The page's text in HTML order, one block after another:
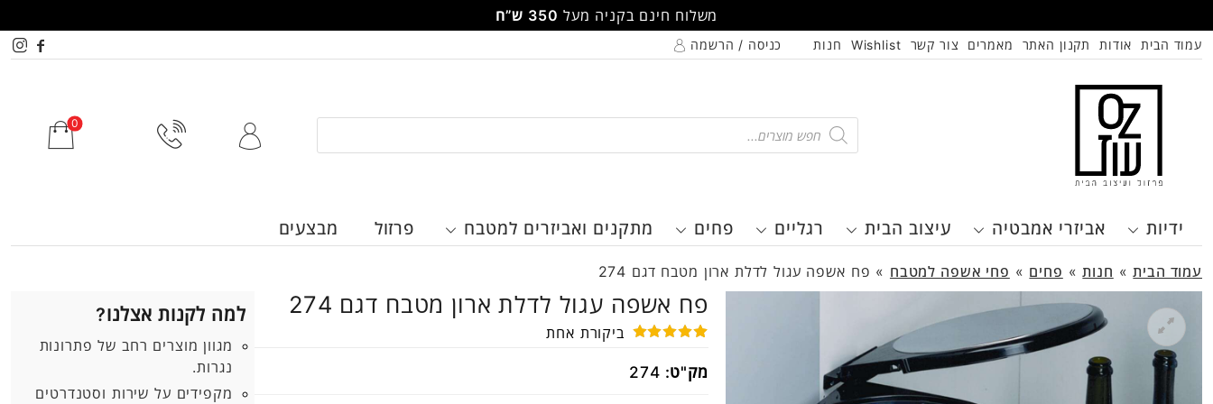
ידיות אביזרי אמבטיה עיצוב הבית רגליים פחים מתקנים ואביזרים למטבח פרזול מבצעים
Products
search
עמוד הבית אודות תקנון האתר מאמרים צור קשר Wishlist חנות כניסה / הרשמה
משלוח חינם בקניה מעל 350 ש”ח
עמוד הבית» חנות» פחים » פחי אשפה למטבח » פח אשפה עגול לדלת ארון מטבח דגם 274
פח אשפה עגול לדלת ארון מטבח דגם 274
מתוך 5
ביקורת אחת
מק"ט: 274
למה לקנות אצלנו?
מגוון מוצרים רחב של פתרונות
נגרות.
מקפידים על שירות וסטנדרטים